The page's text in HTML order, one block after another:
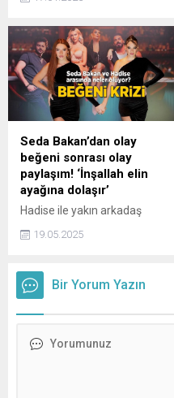
Perçem, başrolünü şarkıcı
hakkında dikkat çeken
iddialarda bulundu. Perçem,
Edis'in filmde kendini
beğenmediğini ve bunun
üzerine Ayşe Barım'ın
dağıtımcıyı aradığını,
dağıtımcının ise Barım’dan
korktuğu için filmi vizyondan
çekmeyi düşündüğünü öne
sürdü. Perçem, O kadar
korkuyorlar yani Ayşe
Barım’dan şeklinde konuştu.
Seda Bakan’dan olay
beğeni sonrası olay
paylaşım! ‘İnşallah elin
ayağına dolaşır’
Hadise ile yakın arkadaş
dizi çeken Seda Bakan'dan
beğeni geldi. Bu beğeni
sonrası Instagram
Bakan, İnşallah elin ayağına
19.05.2025
Bir Yorum Yazın